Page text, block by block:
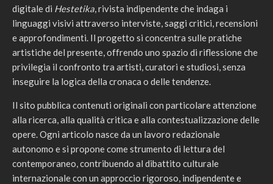
digitale di Hestetika, rivista indipendente che indaga i
linguaggi visivi attraverso interviste, saggi critici, recensioni
e approfondimenti. Il progetto si concentra sulle pratiche
artistiche del presente, offrendo uno spazio di riflessione che
privilegia il confronto tra artisti, curatori e studiosi, senza
inseguire la logica della cronaca o delle tendenze.
Il sito pubblica contenuti originali con particolare attenzione
alla ricerca, alla qualità critica e alla contestualizzazione delle
opere. Ogni articolo nasce da un lavoro redazionale
autonomo e si propone come strumento di lettura del
contemporaneo, contribuendo al dibattito culturale
internazionale con un approccio rigoroso, indipendente e